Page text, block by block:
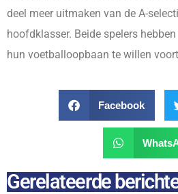
deel meer uitmaken van de A-
hoofdklasser. Beide spelers
hun voetballoopbaan te willen
Facebook
Gerelateerde